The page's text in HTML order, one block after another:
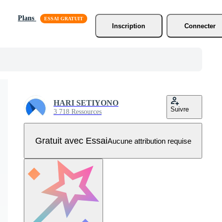
Plans
Inscription
Connecter
HARI SETIYONO
3 718 Ressources Suivre
Gratuit avec EssaiAucune attribution requise